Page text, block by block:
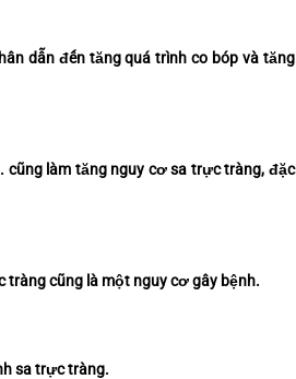
dẫn đến tăng quá trình co bóp và tăng
cũng làm tăng nguy cơ sa trực tràng, đặc
cũng là một nguy cơ gây bệnh.
sa trực tràng.